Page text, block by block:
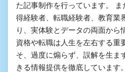
た記事制作を行っています。
得経験者、転職経験者、教育業
り、実体験とデータの両面から
資格や転職は人生を左右する重
そ、過度に煽らず、誤解を生ま
きる情報提供を徹底しています。